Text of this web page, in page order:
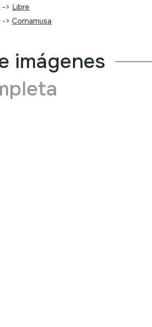
-> Libre
->Cornamusa
imágenes